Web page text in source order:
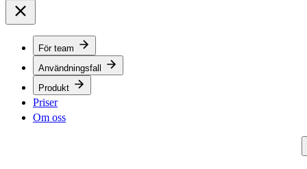
För team
Användningsfall
Produkt
Priser
Om oss